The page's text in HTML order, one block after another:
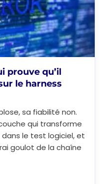
prouve qu’il
le harness
sa fiabilité non.
qui transforme
le test logiciel, et
goulot de la chaîne